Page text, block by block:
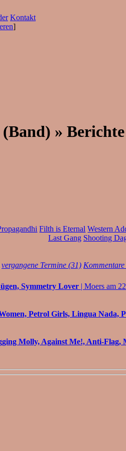
Kontakt
]
» Berichte
Filth is Eternal Western
Last Gang Shooting
vergangene Termine (31)
Symmetry Lover | Moers am
Petrol Girls, Lingua Nada,
Molly, Against Me!, Anti-Flag,